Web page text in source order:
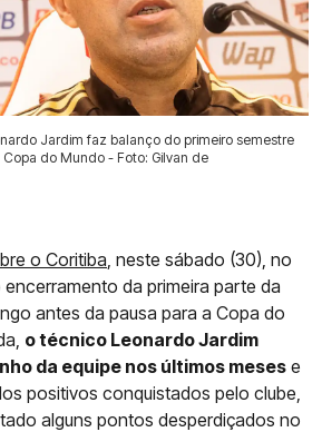
Jardim faz balanço do primeiro semestre
do Mundo - Foto: Gilvan de
o Coritiba , neste sábado (30), no
da primeira parte da
antes da pausa para a Copa do
o técnico Leonardo Jardim
da equipe nos últimos meses e
positivos conquistados pelo clube,
alguns pontos desperdiçados no